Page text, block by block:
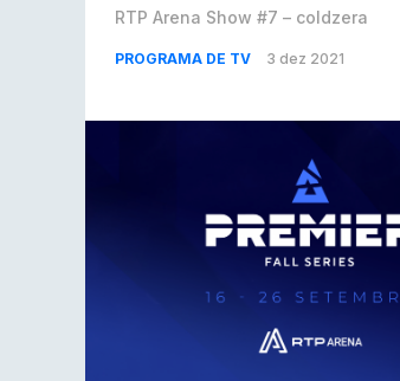
RTP Arena Show #7 – coldzera
PROGRAMA DE TV 3 dez 2021